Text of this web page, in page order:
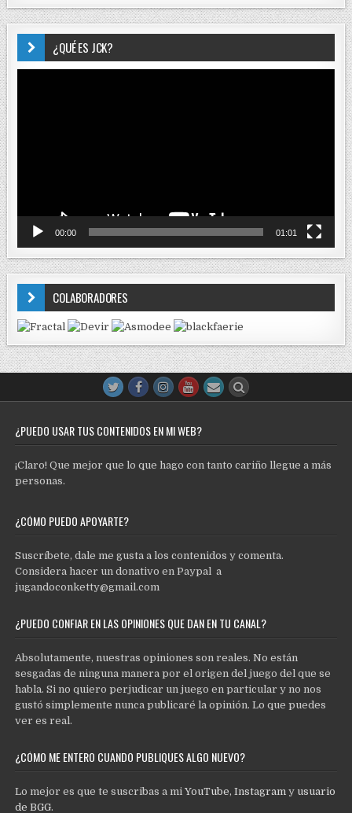
¿QUÉ ES JCK?
00:00 01:01
COLABORADORES
¿PUEDO USAR TUS CONTENIDOS EN MI WEB?
¡Claro! Que mejor que lo que hago con tanto cariño llegue a más
personas.
¿CÓMO PUEDO APOYARTE?
Suscríbete, dale me gusta a los contenidos y comenta.
Considera hacer un donativo en Paypal a
jugandoconketty@gmail.com
¿PUEDO CONFIAR EN LAS OPINIONES QUE DAN EN TU CANAL?
Absolutamente, nuestras opiniones son reales. No están
sesgadas de ninguna manera por el origen del juego del que se
habla. Si no quiero perjudicar un juego en particular y no nos
gustó simplemente nunca publicaré la opinión. Lo que puedes
ver es real.
¿CÓMO ME ENTERO CUANDO PUBLIQUES ALGO NUEVO?
Lo mejor es que te suscribas a miYouTube,Instagram y usuario
de BGG.